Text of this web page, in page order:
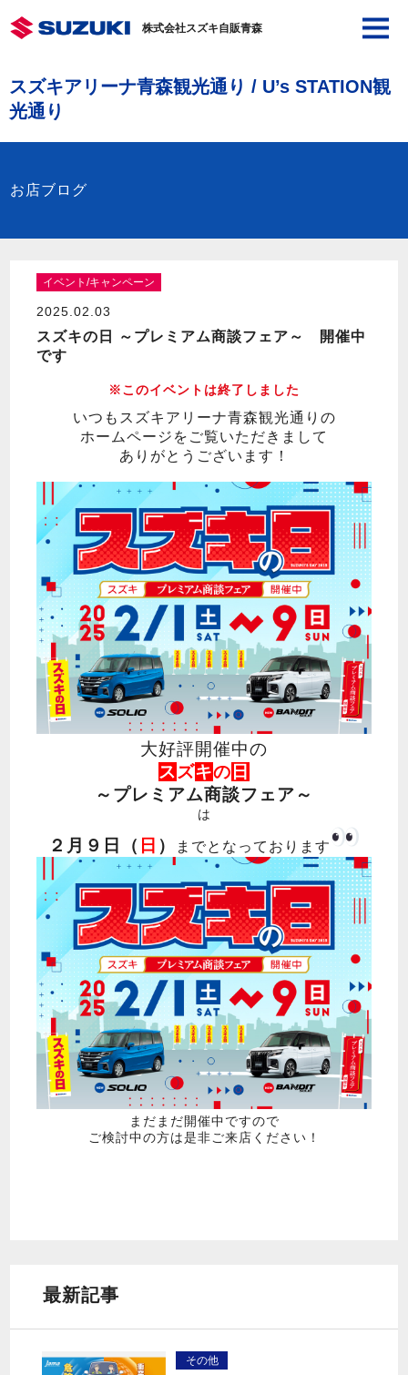
株式会社スズキ自販青森
スズキアリーナ青森観光通り / U’s STATION観
光通り
お店ブログ
イベント/キャンペーン
2025.02.03
スズキの日 ～プレミアム商談フェア～ 開催中
です
※このイベントは終了しました
いつもスズキアリーナ青森観光通りの
ホームページをご覧いただきまして
ありがとうございます！
大好評開催中の
ス ズキの 日
～プレミアム商談フェア～
は
２月９日（ 日 ） までとなっております
まだまだ開催中ですので
ご検討中の方は是非ご来店ください！
最新記事
その他